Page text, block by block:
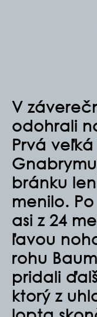
V
odohrali
Prvá
bránku
menilo.
asi z 24
ľavou
rohu
pridali
ktorý z